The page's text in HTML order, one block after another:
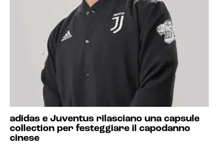
adidas e Juventus rilasciano una capsule
collection per festeggiare il capodanno
cinese